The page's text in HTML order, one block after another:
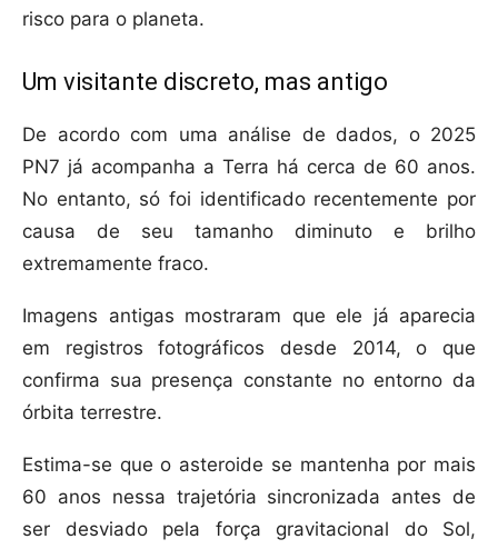
risco para o planeta.
Um visitante discreto, mas antigo
De acordo com uma análise de dados, o 2025
PN7 já acompanha a Terra há cerca de 60 anos.
No entanto, só foi identificado recentemente por
causa de seu tamanho diminuto e brilho
extremamente fraco.
Imagens antigas mostraram que ele já aparecia
em registros fotográficos desde 2014, o que
confirma sua presença constante no entorno da
órbita terrestre.
Estima-se que o asteroide se mantenha por mais
60 anos nessa trajetória sincronizada antes de
ser desviado pela força gravitacional do Sol,